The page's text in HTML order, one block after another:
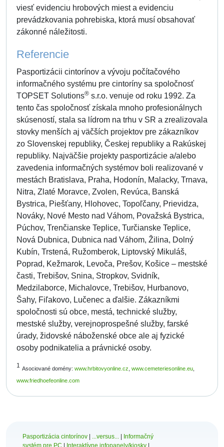
viesť evidenciu hrobových miest a evidenciu
prevádzkovania pohrebiska, ktorá musí obsahovať
zákonné náležitosti.
Referencie
Pasportizácii cintorínov a vývoju počítačového
informačného systému pre cintoríny sa spoločnosť
TOPSET Solutions® s.r.o. venuje od roku 1992. Za
tento čas spoločnosť získala mnoho profesionálnych
skúseností, stala sa lídrom na trhu v SR a zrealizovala
stovky menších aj väčších projektov pre zákazníkov
zo Slovenskej republiky, Českej republiky a Rakúskej
republiky. Najväčšie projekty pasportizácie a/alebo
zavedenia informačných systémov boli realizované v
mestách Bratislava, Praha, Hodonín, Malacky, Trnava,
Nitra, Zlaté Moravce, Zvolen, Revúca, Banská
Bystrica, Piešťany, Hlohovec, Topoľčany, Prievidza,
Nováky, Nové Mesto nad Váhom, Považská Bystrica,
Púchov, Trenčianske Teplice, Turčianske Teplice,
Nová Dubnica, Dubnica nad Váhom, Žilina, Dolný
Kubín, Trstená, Ružomberok, Liptovský Mikuláš,
Poprad, Kežmarok, Levoča, Prešov, Košice – mestské
časti, Trebišov, Snina, Stropkov, Svidník,
Medzilaborce, Michalovce, Trebišov, Hurbanovo,
Šahy, Fiľakovo, Lučenec a ďalšie. Zákazníkmi
spoločnosti sú obce, mestá, technické služby,
mestské služby, verejnoprospešné služby, farské
úrady, židovské náboženské obce ale aj fyzické
osoby podnikatelia a právnické osoby.
1 Asociované domény: www.hrbitovyonline.cz www.cemeteriesonline.eu
www.friedhoefeonline.com
Pasportizácia cintorínov ...versus...
Informačný
systém pre PC
Interaktívne infopanely/kiosky